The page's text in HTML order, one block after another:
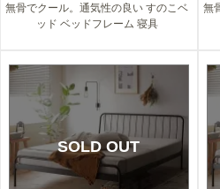
無骨でクール。通気性の良い すのこベ
ッド ベッドフレーム 寝具
無
SOLD OUT